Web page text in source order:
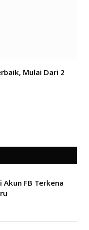
Mulai Dari 2
Akun FB Terkena